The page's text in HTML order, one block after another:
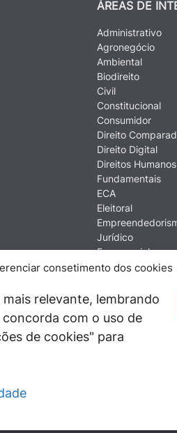
consetimento dos cookies
relevante, lembrando
concorda com o uso de
de cookies" para
ÁREAS DE
Administrativo
Agronegócio
Ambiental
Biodireito
Civil
Constitucional
Consumidor
Direito
Direito Digital
Direitos
Fundamentais
ECA
Eleitoral
Jurídico
Empresarial
Ética
Financeiro e
História do Direito
Imobiliário